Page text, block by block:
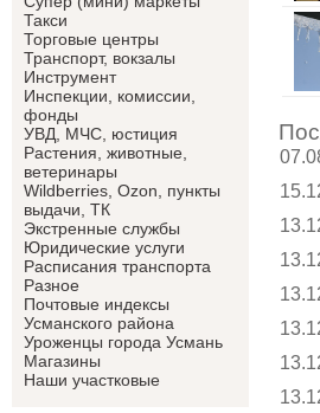
Такси
Торговые центры
Транспорт, вокзалы
Инструмент
Инспекции, комиссии,
фонды
УВД, МЧС, юстиция
Растения, животные,
ветеринары
Wildberries, Ozon, пункты
выдачи, ТК
Экстренные службы
Юридические услуги
Расписания транспорта
Разное
Почтовые индексы
Усманского района
Уроженцы города Усмань
Магазины
Наши участковые